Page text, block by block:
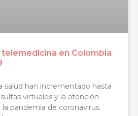
en Colombia
salud han incrementado hasta
virtuales y la atención
pandemia de coronavirus